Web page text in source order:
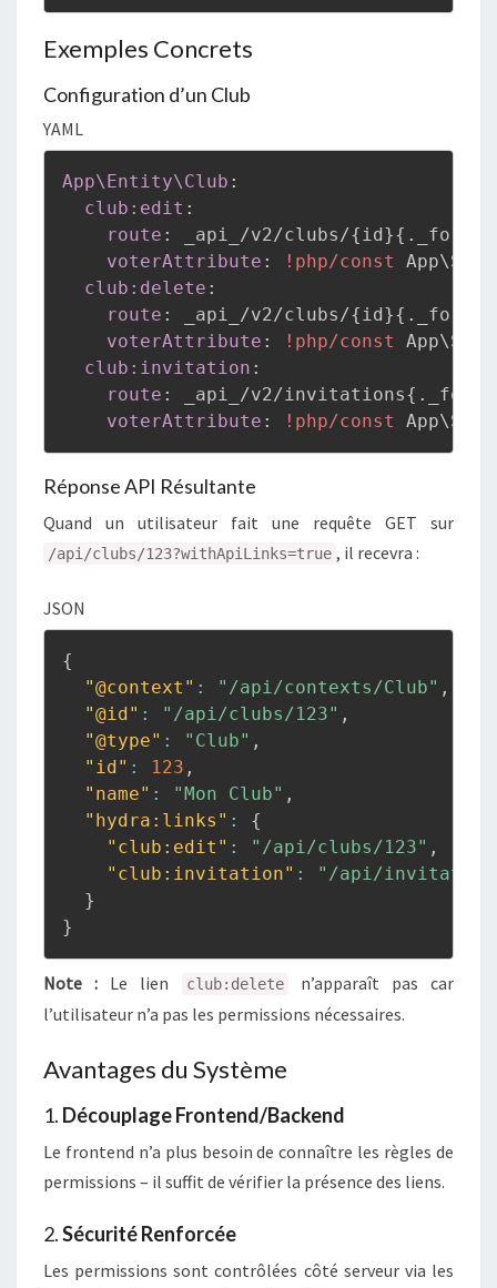
Exemples Concrets
Configuration d’un Club
YAML
App\Entity\Club :
club:edit :
route : _api_/v2/clubs/{id}{ ._format
voterAttribute : !php/const
club:delete :
route : _api_/v2/clubs/{id}{ ._format
voterAttribute : !php/const
club:invitation :
route : _api_/v2/invitations{
voterAttribute : !php/const
Réponse API Résultante
Quand un utilisateur fait une requête GET sur
/api/clubs/123?withApiLinks=true , il recevra :
JSON
{
"@context" : "/api/contexts/Club" ,
"@id" : "/api/clubs/123" ,
"@type" : "Club" ,
"id" : 123 ,
"name" : "Mon Club" ,
"hydra:links" :
{
"club:edit" : "/api/clubs/123" ,
"club:invitation" :
"/api/
}
}
Note : Le lien club:delete
n’apparaît pas car
l’utilisateur n’a pas les permissions nécessaires.
Avantages du Système
1. Découplage Frontend/Backend
Le frontend n’a plus besoin de connaître les règles de
permissions – il suffit de vérifier la présence des liens.
2.Sécurité Renforcée
Les permissions sont contrôlées côté serveur via les